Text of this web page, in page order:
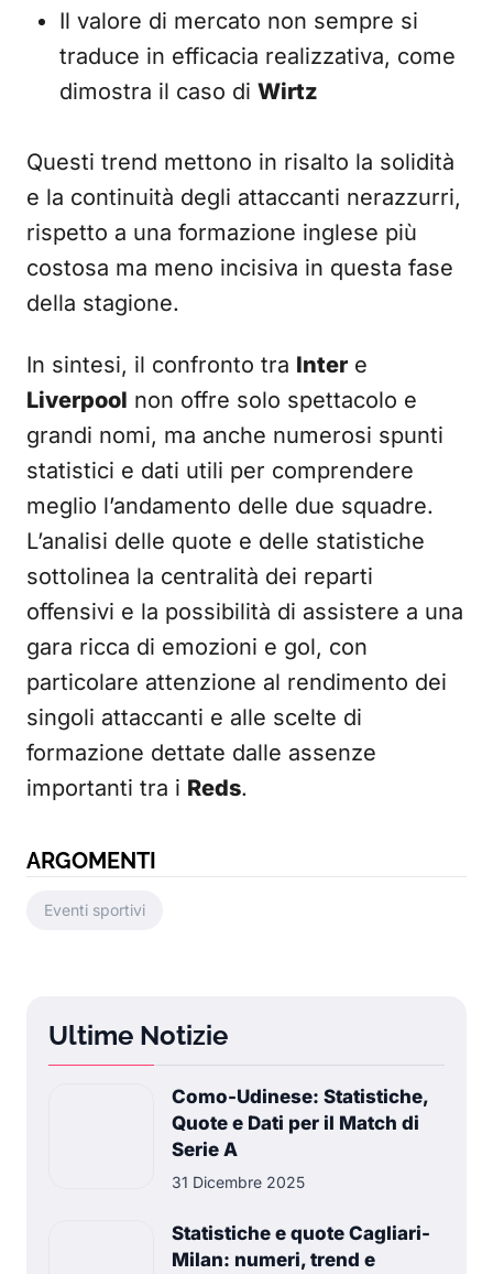
Il valore di mercato non sempre si
traduce in efficacia realizzativa, come
dimostra il caso di Wirtz
Questi trend mettono in risalto la solidità
e la continuità degli attaccanti nerazzurri,
rispetto a una formazione inglese più
costosa ma meno incisiva in questa fase
della stagione.
In sintesi, il confronto tra Inter e
Liverpool non offre solo spettacolo e
grandi nomi, ma anche numerosi spunti
statistici e dati utili per comprendere
meglio l’andamento delle due squadre.
L’analisi delle quote e delle statistiche
sottolinea la centralità dei reparti
offensivi e la possibilità di assistere a una
gara ricca di emozioni e gol, con
particolare attenzione al rendimento dei
singoli attaccanti e alle scelte di
formazione dettate dalle assenze
importanti tra i Reds.
ARGOMENTI
Eventi sportivi
Ultime Notizie
Como-Udinese: Statistiche,
Quote e Dati per il Match di
Serie A
31 Dicembre 2025
Statistiche e quote Cagliari-
Milan: numeri, trend e